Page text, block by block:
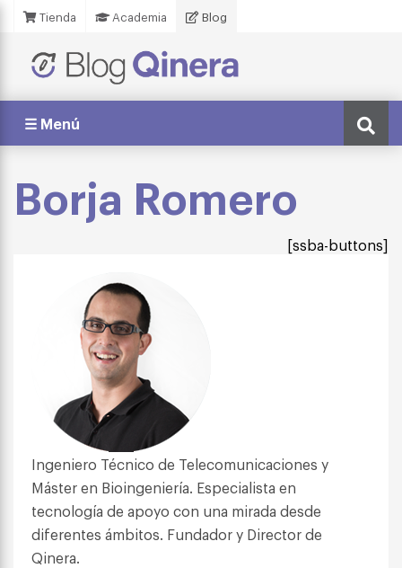
Tienda Academia Blog
☰ Menú
Borja Romero
[ssba-buttons]
Ingeniero Técnico de Telecomunicaciones y
Máster en Bioingeniería. Especialista en
tecnología de apoyo con una mirada desde
diferentes ámbitos. Fundador y Director de
Qinera.